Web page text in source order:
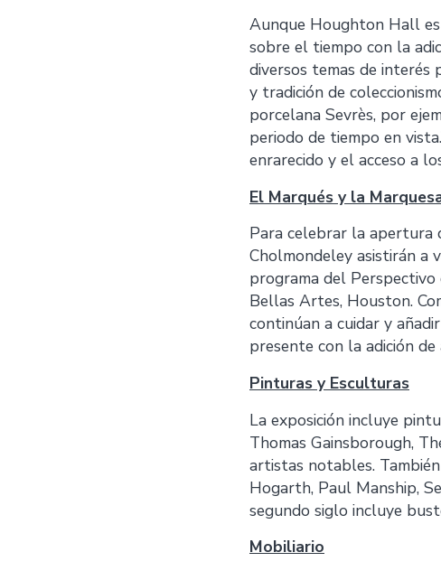
Aunque Houghton Hall es
sobre el tiempo con la
diversos temas de
y tradición de
porcelana Sevrès, por
periodo de tiempo en
enrarecido y el acceso a
El Marqués y la
Para celebrar la apertura
Cholmondeley asistirán a
programa del
Bellas Artes, Houston.
continúan a cuidar y
presente con la adición
Pinturas y Esculturas
La exposición incluye
Thomas Gainsborough,
artistas notables.
Hogarth, Paul Manship,
segundo siglo incluye
Mobiliario